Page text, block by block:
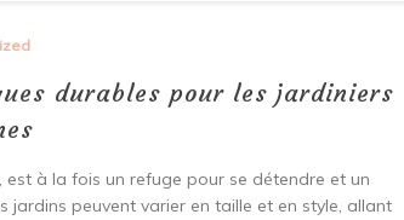
durables pour les jardiniers
à la fois un refuge pour se détendre et un
peuvent varier en taille et en style, allant